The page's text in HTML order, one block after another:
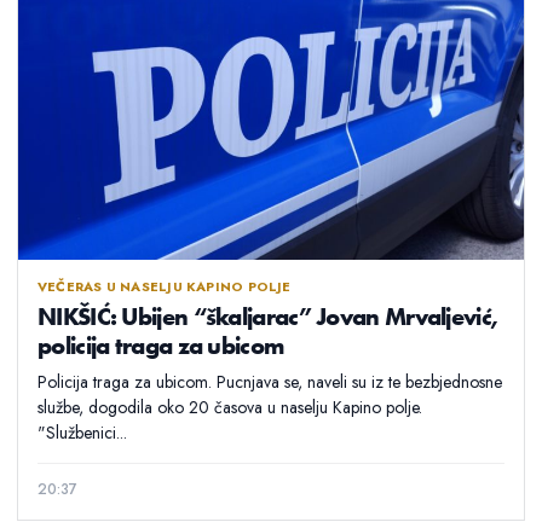
VEČERAS U NASELJU KAPINO POLJE
NIKŠIĆ: Ubijen “škaljarac” Jovan Mrvaljević,
policija traga za ubicom
Policija traga za ubicom. Pucnjava se, naveli su iz te bezbjednosne
službe, dogodila oko 20 časova u naselju Kapino polje.
"Službenici...
20:37